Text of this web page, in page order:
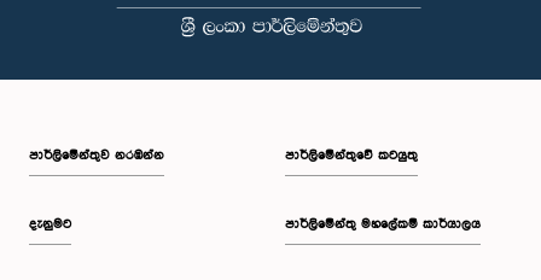
පාර්ලි‌මේන්තුව නරඹන්න
දැනුමට
පාර්ලිමේන්තුවේ කටයුතු
පාර්ලිමේන්තු මහලේකම් කාර්යාලය